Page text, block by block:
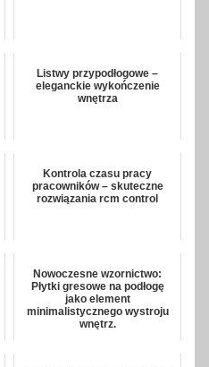
Listwy przypodłogowe –
eleganckie wykończenie
wnętrza
Kontrola czasu pracy
pracowników – skuteczne
rozwiązania rcm control
Nowoczesne wzornictwo:
Płytki gresowe na podłogę
jako element
minimalistycznego wystroju
wnętrz.